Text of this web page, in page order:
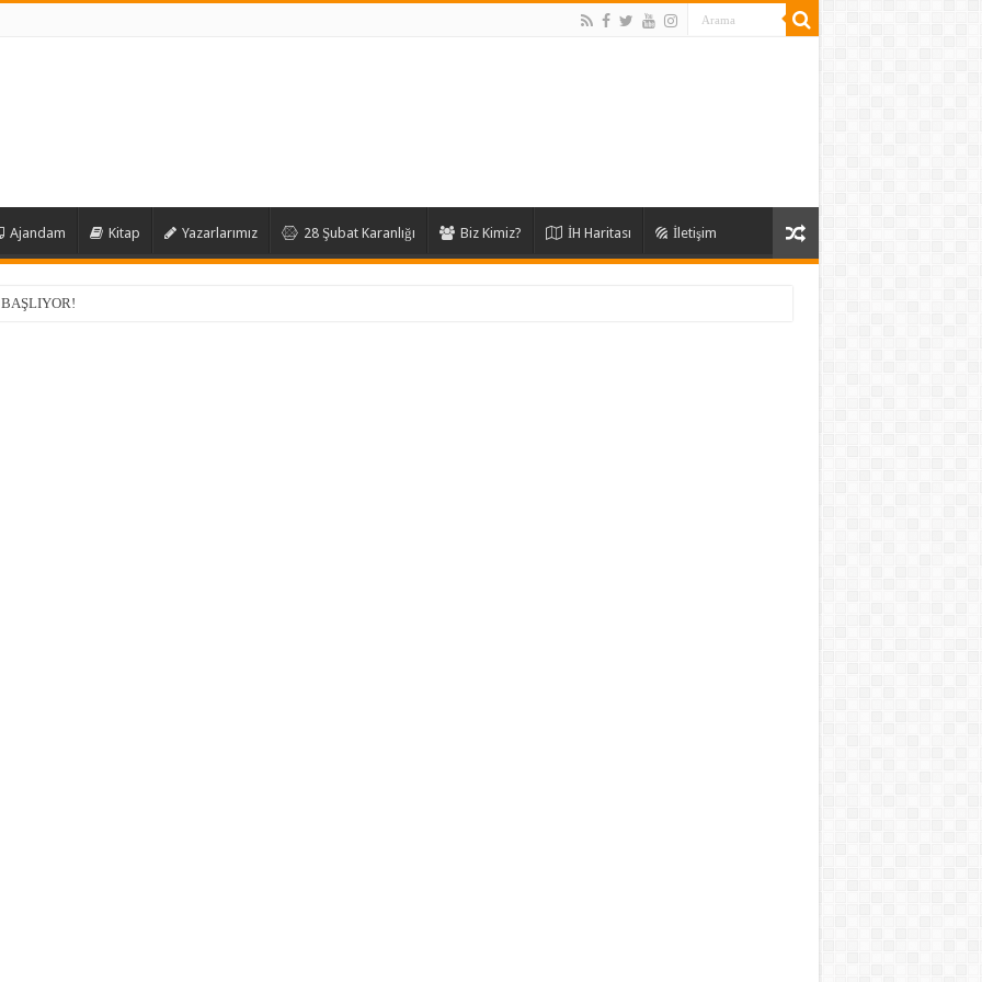
Ajandam Kitap Yazarlarımız 28 Şubat Karanlığı Biz Kimiz? İH Haritası İletişim